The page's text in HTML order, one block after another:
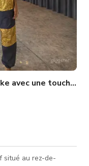
avec une touche
situé au rez-de-